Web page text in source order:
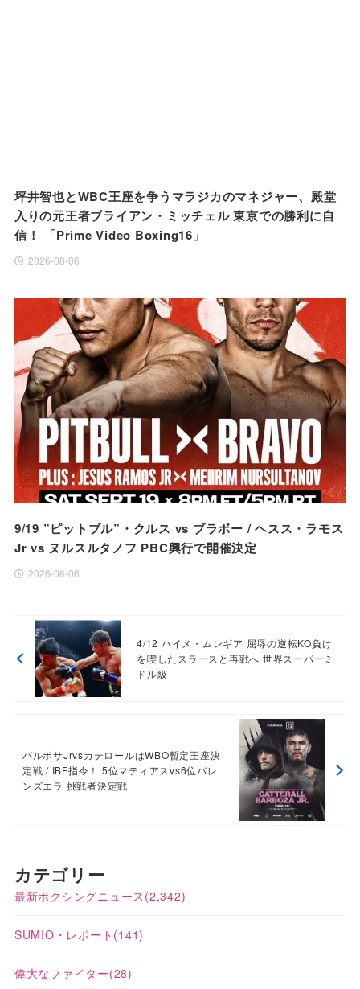
坪井智也とWBC王座を争うマラジカのマネジャー、殿堂
入りの元王者ブライアン・ミッチェル 東京での勝利に自
信！ 「Prime Video Boxing16」
2026-08-06
9/19 ”ピットブル”・クルス vs ブラボー / ヘスス・ラモス
Jr vs ヌルスルタノフ PBC興行で開催決定
2026-08-06
4/12 ハイメ・ムンギア 屈辱の逆転KO負け
を喫したスラースと再戦へ 世界スーパーミ
ドル級
バルボサJrvsカテロールはWBO暫定王座決
定戦 / IBF指令！ 5位マティアスvs6位バレ
ンズエラ 挑戦者決定戦
カテゴリー
最新ボクシングニュース (2,342)
SUMIO・レポート (141)
偉大なファイター(28)